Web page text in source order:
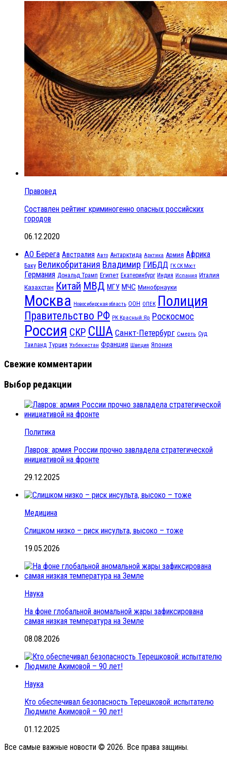
Правовед
Составлен рейтинг криминогенно опасных российских
городов
06.12.2020
АО Берега Австралия Авто Антарктида Арктика Армия Африка
Баку Великобритания Владимир ГИБДД ГК СК Мост
Германия Дональд Трамп Египет Екатеринбург Индия Испания Италия
Казахстан Китай МВД МГУ МЧС Минобрнауки
Москва Новосибирская область ООН ОПЕК Полиция
Правительство РФ РК Красный Яр Роскосмос
Россия СКР США Санкт-Петербург Смерть Суд
Таиланд Турция Узбекистан Франция Швеция Япония
Свежие комментарии
Выбор редакции
Политика
Лавров: армия России прочно завладела стратегической
инициативой на фронте
29.12.2025
Медицина
Слишком низко – риск инсульта, высоко – тоже
19.05.2026
Наука
На фоне глобальной аномальной жары зафиксирована
самая низкая температура на Земле
08.08.2026
Наука
Кто обеспечивал безопасность Терешковой: испытателю
Людмиле Акимовой – 90 лет!
01.12.2025
Все самые важные новости © 2026. Все права защины.